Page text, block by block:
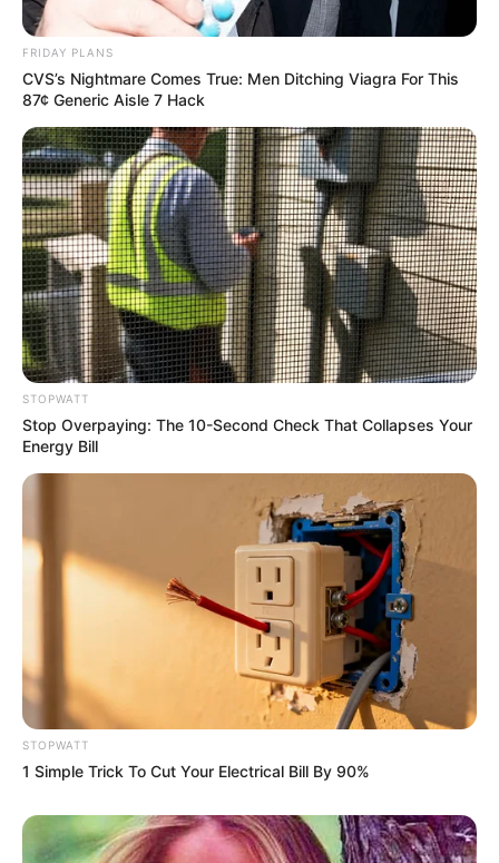
10 Tallest Women You Won't Believe Exist
BRAINBERRIES
She Gave Up A Normal Life To Act Like A Horse
BRAINBERRIES
Dare To Watch: 6 Movies So Bad They're Good
BRAINBERRIES
FRIDAY PLANS
CVS’s Nightmare Comes True: Men Ditching Viagra For This
87¢ Generic Aisle 7 Hack
STOPWATT
Stop Overpaying: The 10-Second Check That Collapses Your
Energy Bill
STOPWATT
1 Simple Trick To Cut Your Electrical Bill By 90%